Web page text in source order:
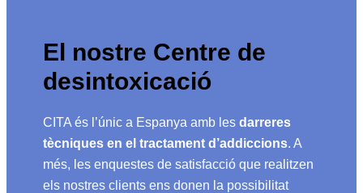
El nostre Centre de
desintoxicació
CITA és l’únic a Espanya amb les darreres
tècniques en el tractament d’addiccions. A
més, les enquestes de satisfacció que realitzen
els nostres clients ens donen la possibilitat